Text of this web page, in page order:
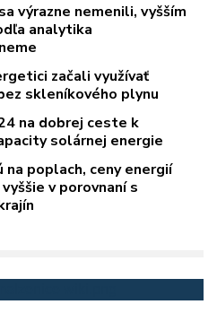
výrazne nemenili, vyšším
analytika
začali využívať
skleníkového plynu
na dobrej ceste k
solárnej energie
poplach, ceny energií
v porovnaní s